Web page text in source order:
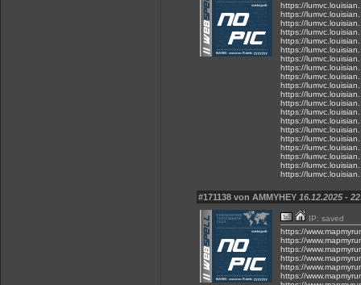
https://
https://
https://
https://
https://
https://
https://
https://
https://
https://
https://
https://
https://
https://
https://
https://
https://
https://
https://
https://
#171138 von AMMYHEY 16.12.2025 -
IP: saved
https://
https://
https://
https://
https://
https://